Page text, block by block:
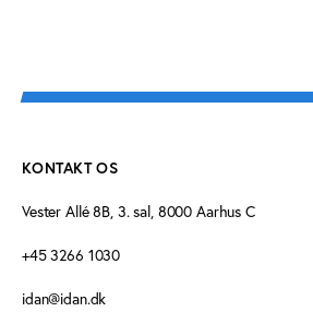
KONTAKT OS
Vester Allé 8B, 3. sal, 8000 Aarhus C
+45 3266 1030
idan@idan.dk